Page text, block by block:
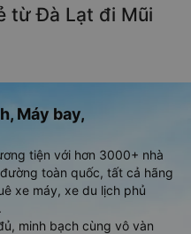
từ Đà Lạt đi Mũi
Máy bay,
tiện với hơn 3000+ nhà
toàn quốc, tất cả hãng
xe máy, xe du lịch phủ
minh bạch cùng vô vàn